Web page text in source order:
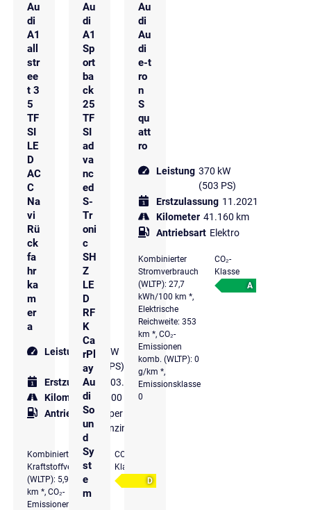
Au
di
A1
all
str
ee
t 3
5
TF
SI
LE
D
AC
C
Na
vi
Rü
ck
fa
hr
ka
m
er
a
Leistung 110 kW
(150 PS)
Erstzulassung
03.2025
Kilometer
13.000 km
Antriebsart
Super
Benzin
Kombinierter
Kraftstoffverbrauch
(WLTP): 5,9 l/100
km *, CO₂-
Emissionen komb.
CO₂-
Klasse
D
Au
di
A1
Sp
ort
ba
ck
25
TF
SI
ad
va
nc
ed
S-
Tr
oni
c
SH
Z
LE
D
RF
K
Ca
rPl
ay
Au
di
So
un
d
Sy
st
e
m
Au
di
Au
di
e-t
ro
n
S
qu
att
ro
Leistung 370 kW
(503 PS)
Erstzulassung 11.2021
Kilometer 41.160 km
Antriebsart Elektro
Kombinierter
Stromverbrauch
(WLTP): 27,7
kWh/100 km *,
Elektrische
Reichweite: 353
km *, CO₂-
Emissionen
komb. (WLTP): 0
g/km *,
Emissionsklasse
0
CO₂-
Klasse
A